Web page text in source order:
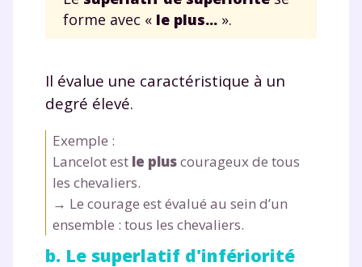
forme avec « le plus... ».
Il évalue une caractéristique à un
degré élevé.
Exemple :
Lancelot est le pluscourageux de tous
les chevaliers.
→ Le courage est évalué au sein d’un
ensemble : tous les chevaliers.
b. Le superlatif d'infériorité